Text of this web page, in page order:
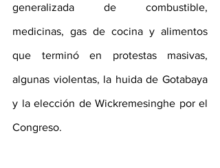
generalizada de combustible,
medicinas, gas de cocina y alimentos
que terminó en protestas masivas,
algunas violentas, la huida de Gotabaya
y la elección de Wickremesinghe por el
Congreso.